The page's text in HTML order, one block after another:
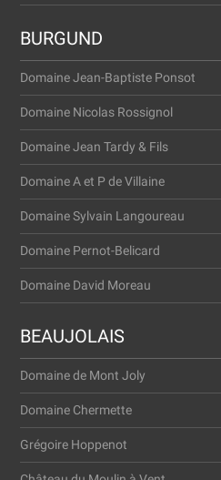
BURGUND
Domaine Jean-Baptiste Ponsot
Domaine Nicolas Rossignol
Domaine Jean Tardy & Fils
Domaine A et P de Villaine
Domaine Sylvain Langoureau
Domaine Pernot-Belicard
Domaine David Moreau
BEAUJOLAIS
Domaine de Mont Joly
Domaine Cher­met­te
Gré­go­i­re Hoppenot